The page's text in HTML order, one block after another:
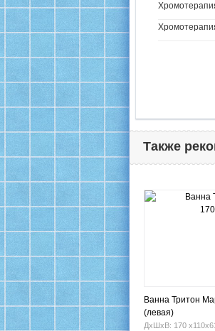
Также
Ванна Тритон
(левая)
ДхШхВ: 170